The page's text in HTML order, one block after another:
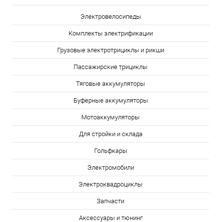
Электровелосипеды
Комплекты электрификации
Грузовые электротрициклы и рикши
Пассажирские трициклы
Тяговые аккумуляторы
Буферные аккумуляторы
Мотоаккумуляторы
Для стройки и склада
Гольфкары
Электромобили
Электроквадроциклы
Запчасти
Аксессуары и тюнинг